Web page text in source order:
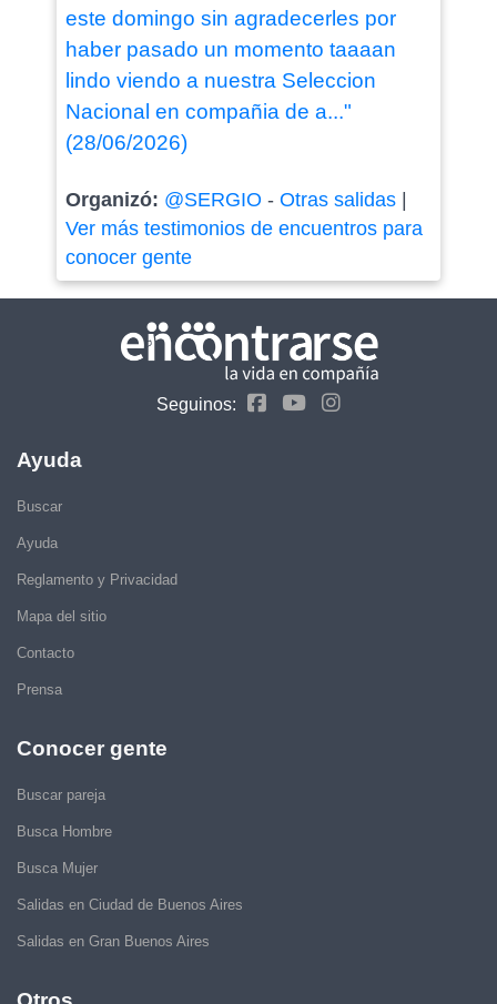
este domingo sin agradecerles por
haber pasado un momento taaaan
lindo viendo a nuestra Seleccion
Nacional en compañia de a..."
(28/06/2026)
Organizó: @SERGIO - Otras salidas|
Ver más testimonios de encuentros para
conocer gente
Seguinos:
Ayuda
Buscar
Ayuda
Reglamento y Privacidad
Mapa del sitio
Contacto
Prensa
Conocer gente
Buscar pareja
Busca Hombre
Busca Mujer
Salidas en Ciudad de Buenos Aires
Salidas en Gran Buenos Aires